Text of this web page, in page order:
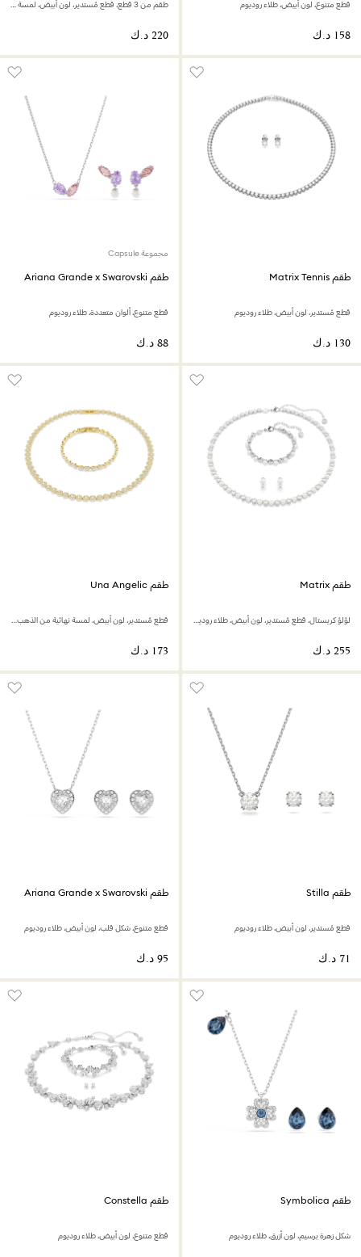
قطع متنوع، لون أبيض، طلاء روديوم طقم من 3 قطع، قطع مُستدير، لون أبيض، لمسة نهائية من الذهب عيار 18 قيراط
طقم Matrix Tennis
قطع مُستدير، لون أبيض، طلاء روديوم
مجموعة Capsule
طقم Ariana Grande x Swarovski
قطع متنوع، ألوان متعددة، طلاء روديوم
طقم Matrix
لؤلؤ كريستال، قطع مُستدير، لون أبيض، طلاء روديوم
طقم Una Angelic
قطع مُستدير، لون أبيض، لمسة نهائية من الذهب عيار 18 قيراط
طقم Stilla
قطع مُستدير، لون أبيض، طلاء روديوم
طقم Ariana Grande x Swarovski
قطع متنوع، شكل قلب، لون أبيض، طلاء روديوم
طقم Symbolica
شكل زهرة برسيم، لون أزرق، طلاء روديوم
طقم Constella
قطع متنوع، لون أبيض، طلاء روديوم